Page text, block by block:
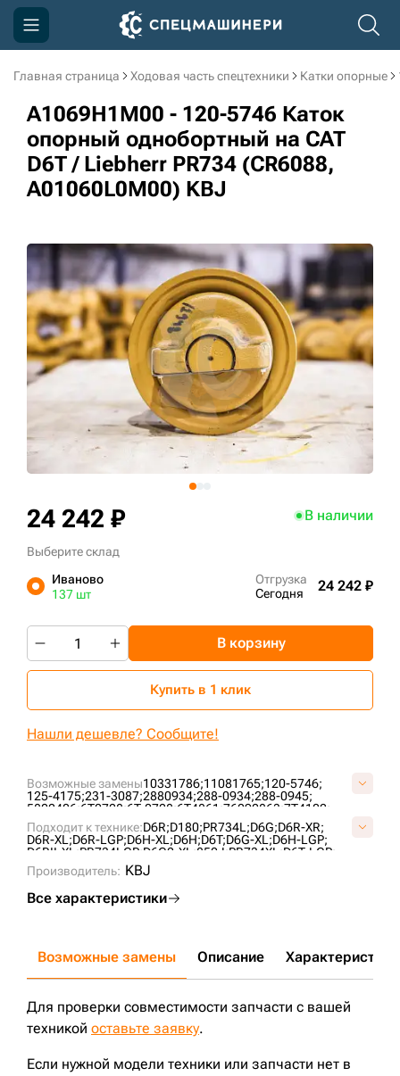
Главная страница Ходовая часть спецтехники Катки опорные
A1069H1M00 - 120-5746 Каток
опорный однобортный на CAT
D6T / Liebherr PR734 (CR6088,
A01060L0M00) KBJ
Возможные замены10331786;11081765;120-5746;
125-4175;231-3087;2880934;288-0934;288-0945;
5802406;6T0728;6T-0728;6T4861;76090863;7T4102;
A01060L0M00;
A1069H1M00;AT322779;CR5477; CR6088;
UF189C2T;UF189C4T;VA0106L0;VCR6088V;
Подходит к технике:D6R;D180;PR734L;D6G;D6R-XR;
D6R-XL;D6R-LGP;D6H-XL;D6H;D6T;D6G-XL;D6H-LGP;
D6RII-XL;PR734LGP;D6G2-XL;850J;PR734XL;D6T-LGP;
D6RDSIII;
D6H-XR;CASE2050M;
Производитель: KBJ
Все характеристики
24 242 ₽ В наличии
Выберите склад
Иваново
137 шт
Отгрузка
Сегодня
24 242 ₽
В корзину
Купить в 1 клик
Нашли дешевле? Сообщите!
Возможные замены Описание Характеристики
Для проверки совместимости запчасти с вашей
техникой оставьте заявку.
Если нужной модели техники или запчасти нет в
Компания
Акции
Доставка и оплата
Информация
3D тур по производству
3D тур по складам
sksale@skdst.ru
+7 (499) 394-50-93